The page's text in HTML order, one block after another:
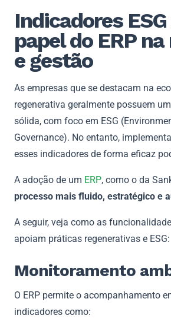
Indicadores ESG
papel do ERP
e gestão
As empresas que se destacam na
regenerativa geralmente possuem
sólida, com foco em ESG
Governance). No entanto,
esses indicadores de forma eficaz
A adoção de um ERP, como o da
processo mais fluido, estratégico e
A seguir, veja como as
apoiam práticas regenerativas e ESG:
Monitoramento
O ERP permite o acompanhamento
indicadores como: